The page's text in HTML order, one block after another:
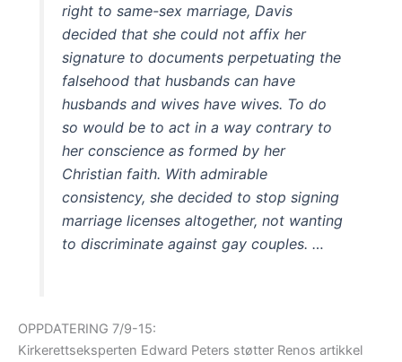
right to same-sex marriage, Davis
decided that she could not affix her
signature to documents perpetuating the
falsehood that husbands can have
husbands and wives have wives. To do
so would be to act in a way contrary to
her conscience as formed by her
Christian faith. With admirable
consistency, she decided to stop signing
marriage licenses altogether, not wanting
to discriminate against gay couples. …
OPPDATERING 7/9-15:
Kirkerettseksperten Edward Peters støtter Renos artikkel